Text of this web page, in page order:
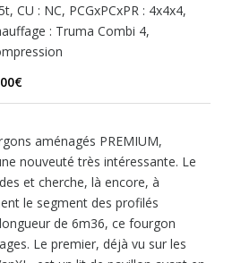
CU : NC, PCGxPCxPR : 4x4x4,
: Truma Combi 4,
aménagés PREMIUM,
nouveuté très intéressante. Le
et cherche, là encore, à
le segment des profilés
de 6m36, ce fourgon
Le premier, déjà vu sur les